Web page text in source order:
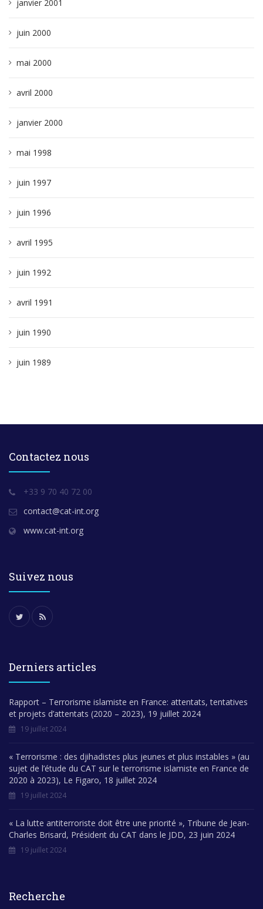
janvier 2001
juin 2000
mai 2000
avril 2000
janvier 2000
mai 1998
juin 1997
juin 1996
avril 1995
juin 1992
avril 1991
juin 1990
juin 1989
Contactez nous
+33 9 70 40 72 00
contact@cat-int.org
www.cat-int.org
Suivez nous
Derniers articles
Rapport – Terrorisme islamiste en France: attentats, tentatives
et projets d’attentats (2020 – 2023), 19 juillet 2024
19 juillet 2024
« Terrorisme : des djihadistes plus jeunes et plus instables » (au
sujet de l’étude du CAT sur le terrorisme islamiste en France de
2020 à 2023), Le Figaro, 18 juillet 2024
19 juillet 2024
« La lutte antiterroriste doit être une priorité », Tribune de Jean-
Charles Brisard, Président du CAT dans le JDD, 23 juin 2024
19 juillet 2024
Recherche